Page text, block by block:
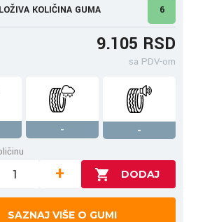
KOLIČINA GUMA 6
9.105 RSD
sa PDV-om
-
-
+
SAZNAJ VIŠE O GUMI